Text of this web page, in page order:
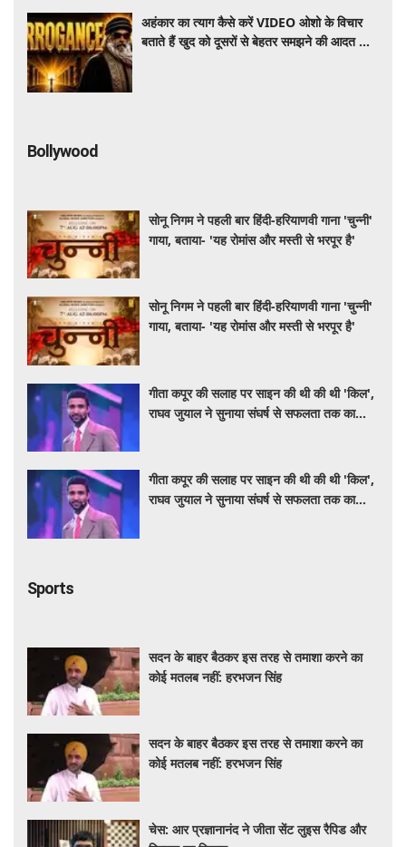
अहंकार का त्याग कैसे करें VIDEO ओशो के विचार
बताते हैं खुद को दूसरों से बेहतर समझने की आदत कैसे
Bollywood
सोनू निगम ने पहली बार हिंदी-हरियाणवी गाना 'चुन्नी'
गाया, बताया- 'यह रोमांस और मस्ती से भरपूर है'
सोनू निगम ने पहली बार हिंदी-हरियाणवी गाना 'चुन्नी'
गाया, बताया- 'यह रोमांस और मस्ती से भरपूर है'
गीता कपूर की सलाह पर साइन की थी की थी 'किल',
राघव जुयाल ने सुनाया संघर्ष से सफलता तक का
गीता कपूर की सलाह पर साइन की थी की थी 'किल',
राघव जुयाल ने सुनाया संघर्ष से सफलता तक का
Sports
सदन के बाहर बैठकर इस तरह से तमाशा करने का
कोई मतलब नहीं: हरभजन सिंह
सदन के बाहर बैठकर इस तरह से तमाशा करने का
कोई मतलब नहीं: हरभजन सिंह
चेस: आर प्रज्ञानानंद ने जीता सेंट लुइस रैपिड और